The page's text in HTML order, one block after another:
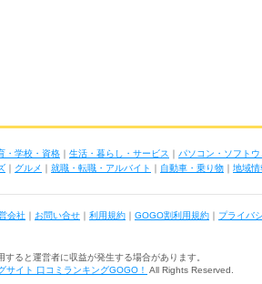
・学校・資格 ｜ 生活・暮らし・サービス ｜ パソコン・ソフト
｜ グルメ ｜ 就職・転職・アルバイト ｜ 自動車・乗り物 ｜ 地域情
会社 ｜ お問い合せ ｜ 利用規約 ｜ GOGO割利用規約 ｜ プライバ
ると運営者に収益が発生する場合があります。
サイト 口コミランキングGOGO！ All Rights Reserved.